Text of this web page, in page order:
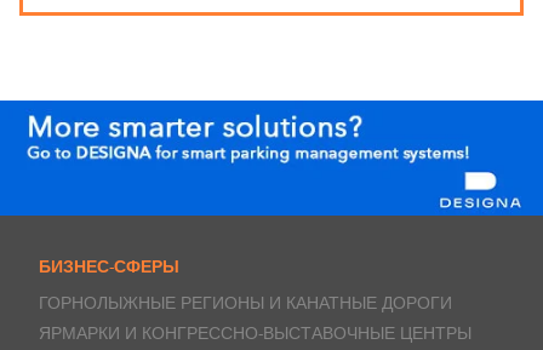
БИЗНЕС-СФЕРЫ
ГОРНОЛЫЖНЫЕ РЕГИОНЫ И КАНАТНЫЕ ДОРОГИ
ЯРМАРКИ И КОНГРЕССНО-ВЫСТАВОЧНЫЕ ЦЕНТРЫ